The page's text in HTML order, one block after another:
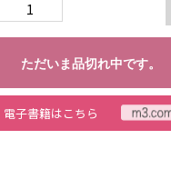
ただいま品切れ中です。
電子書籍はこちら